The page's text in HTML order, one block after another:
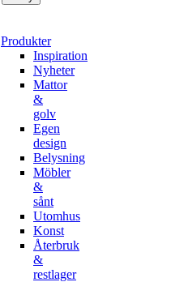
Produkter
Inspiration
Nyheter
Mattor
&
golv
Egen
design
Belysning
Möbler
&
sånt
Utomhus
Konst
Återbruk
&
restlager